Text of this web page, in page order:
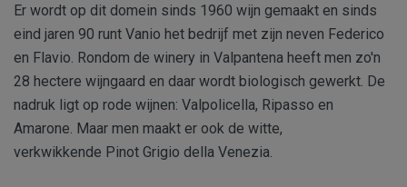
Er wordt op dit domein sinds 1960 wijn gemaakt en sinds
eind jaren 90 runt Vanio het bedrijf met zijn neven Federico
en Flavio. Rondom de winery in Valpantena heeft men zo'n
28 hectere wijngaard en daar wordt biologisch gewerkt. De
nadruk ligt op rode wijnen: Valpolicella, Ripasso en
Amarone. Maar men maakt er ook de witte,
verkwikkende Pinot Grigio della Venezia.